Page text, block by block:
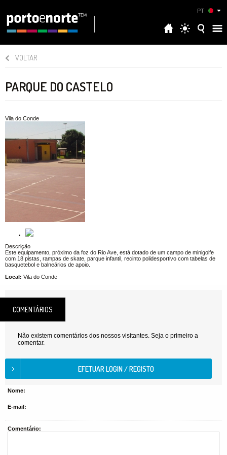
PT
VOLTAR
PARQUE DO CASTELO
Vila do Conde
Descrição
Este equipamento, próximo da foz do Rio Ave, está dotado de um campo de minigolfe
com 18 pistas, rampas de skate, parque infantil, recinto polidesportivo com tabelas de
basquetebol e balneários de apoio.
Local: Vila do Conde
COMENTÁRIOS
Não existem comentários dos nossos visitantes. Seja o primeiro a
comentar.
Nome:
E-mail:
Comentário: